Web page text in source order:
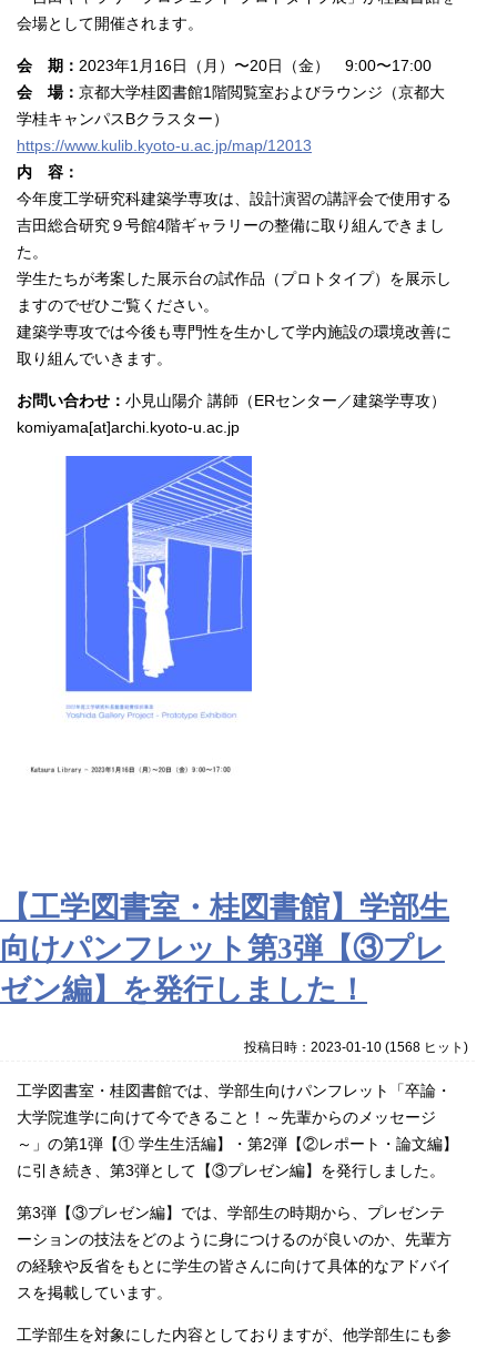
会場として開催されます。
会 期： 2023年1月16日（月）〜20日（金） 9:00〜17:00
会 場： 京都大学桂図書館1階閲覧室およびラウンジ（京都大
学桂キャンパスBクラスター）
https://www.kulib.kyoto-u.ac.jp/map/12013
内 容：
今年度工学研究科建築学専攻は、設計演習の講評会で使用する
吉田総合研究９号館4階ギャラリーの整備に取り組んできまし
た。
学生たちが考案した展示台の試作品（プロトタイプ）を展示し
ますのでぜひご覧ください。
建築学専攻では今後も専門性を生かして学内施設の環境改善に
取り組んでいきます。
お問い合わせ： 小見山陽介 講師（ERセンター／建築学専攻）
komiyama[at]archi.kyoto-u.ac.jp
【工学図書室・桂図書館】学部生
向けパンフレット第3弾【③プレ
ゼン編】を発行しました！
投稿日時：2023-01-10(1568 ヒット )
工学図書室・桂図書館では、学部生向けパンフレット「卒論・
大学院進学に向けて今できること！～先輩からのメッセージ
～」の第1弾【① 学生生活編】・第2弾【②レポート・論文編】
に引き続き、第3弾として 【③プレゼン編】を発行しました。
第3弾【③プレゼン編】では、学部生の時期から、プレゼンテ
ーションの技法をどのように身につけるのが良いのか、先輩方
の経験や反省をもとに学生の皆さんに向けて具体的なアドバイ
スを掲載しています。
工学部生を対象にした内容としておりますが、他学部生にも参